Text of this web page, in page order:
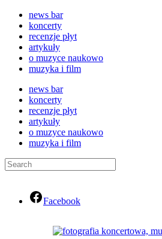
news bar
koncerty
recenzje płyt
artykuły
o muzyce naukowo
muzyka i film
news bar
koncerty
recenzje płyt
artykuły
o muzyce naukowo
muzyka i film
Facebook